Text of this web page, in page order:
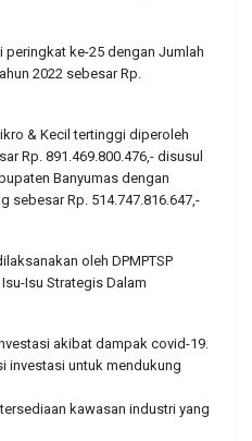
ke-25 dengan Jumlah
2022 sebesar Rp.
& Kecil tertinggi diperoleh
Rp. 891.469.800.476,- disusul
Banyumas dengan
sebesar Rp. 514.747.816.647,-
oleh DPMPTSP
Isu Strategis Dalam
akibat dampak covid-19.
investasi untuk mendukung
kawasan industri yang